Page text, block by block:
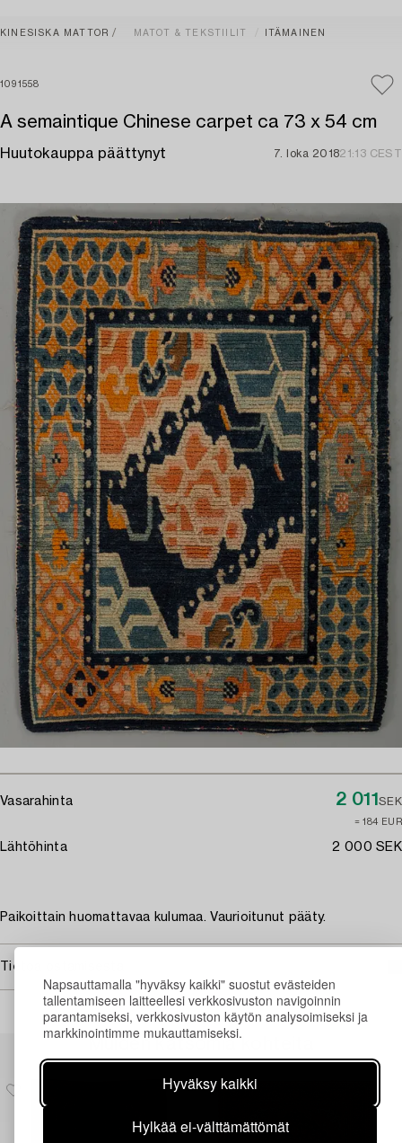
Napsauttamalla "hyväksy kaikki" suostut evästeiden
tallentamiseen laitteellesi verkkosivuston navigoinnin
parantamiseksi, verkkosivuston käytön analysoimiseksi ja
markkinointimme mukauttamiseksi.
Hyväksy kaikki
Hylkää ei-välttämättömät
KINESISKA MATTOR MATOT & TEKSTIILIT ITÄMAINEN
1091558
A semaintique Chinese carpet ca 73 x 54 cm
Huutokauppa päättynyt 7. loka 201821:13 CEST
Vasarahinta 2 011 SEK
≈ 184 EUR
Lähtöhinta 2 000 SEK
Paikoittain huomattavaa kulumaa. Vaurioitunut pääty.
Tietoa ostamisesta
Muiden katsomia kohteita